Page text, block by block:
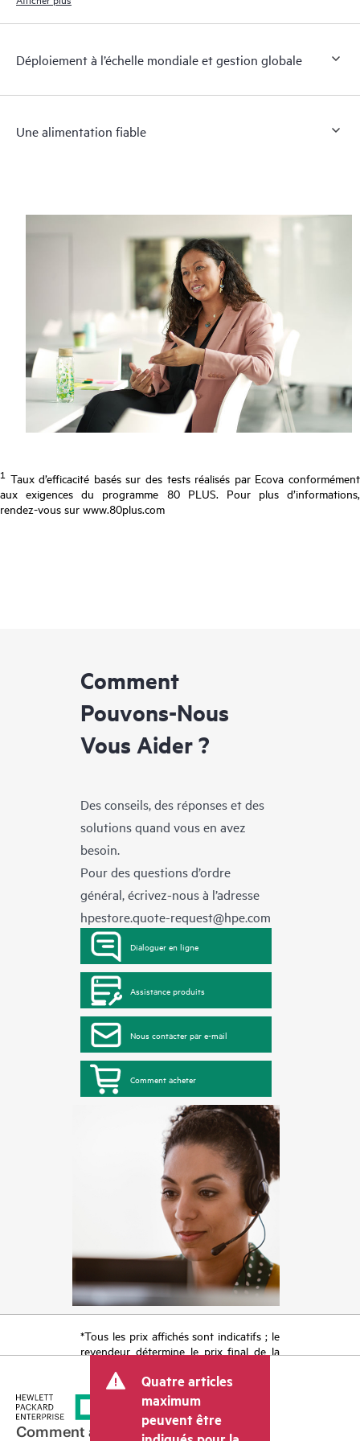
Déploiement à l’échelle mondiale et gestion globale
Une alimentation fiable
1 Taux d’efficacité basés sur des tests réalisés par Ecova conformément
aux exigences du programme 80 PLUS. Pour plus d’informations,
rendez-vous sur www.80plus.com
Comment
Pouvons-Nous
Vous Aider ?
Des conseils, des réponses et des
solutions quand vous en avez
besoin.
Pour des questions d’ordre
général, écrivez-nous à l’adresse
hpestore.quote-request@hpe.com
Dialoguer en ligne
Assistance produits
Nous contacter par e-mail
Comment acheter
*Tous les prix affichés sont indicatifs ; le
revendeur détermine le prix final de la
tels que la TVA ou les taxes sur la vente
et les frais d’expédition. Le prix de la
transaction déterminé par le revendeur
peut varier par rapport à d’autres
Quatre articles
maximum
peuvent être
Comment acheter